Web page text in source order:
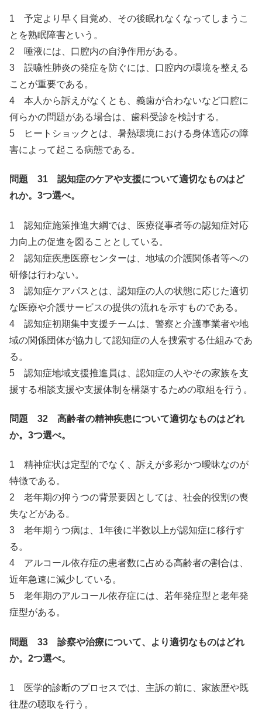
1 予定より早く目覚め、その後眠れなくなってしまうこ
とを熟眠障害という。
2 唾液には、口腔内の自浄作用がある。
3 誤嚥性肺炎の発症を防ぐには、口腔内の環境を整える
ことが重要である。
4 本人から訴えがなくとも、義歯が合わないなど口腔に
何らかの問題がある場合は、歯科受診を検討する。
5 ヒートショックとは、暑熱環境における身体適応の障
害によって起こる病態である。
問題 31 認知症のケアや支援について適切なものはど
れか。3つ選べ。
1 認知症施策推進大綱では、医療従事者等の認知症対応
力向上の促進を図ることとしている。
2 認知症疾患医療センターは、地域の介護関係者等への
研修は行わない。
3 認知症ケアパスとは、認知症の人の状態に応じた適切
な医療や介護サービスの提供の流れを示すものである。
4 認知症初期集中支援チームは、警察と介護事業者や地
域の関係団体が協力して認知症の人を捜索する仕組みであ
る。
5 認知症地域支援推進員は、認知症の人やその家族を支
援する相談支援や支援体制を構築するための取組を行う。
問題 32 高齢者の精神疾患について適切なものはどれ
か。3つ選べ。
1 精神症状は定型的でなく、訴えが多彩かつ曖昧なのが
特徴である。
2 老年期の抑うつの背景要因としては、社会的役割の喪
失などがある。
3 老年期うつ病は、1年後に半数以上が認知症に移行す
る。
4 アルコール依存症の患者数に占める高齢者の割合は、
近年急速に減少している。
5 老年期のアルコール依存症には、若年発症型と老年発
症型がある。
問題 33 診察や治療について、より適切なものはどれ
か。2つ選べ。
1 医学的診断のプロセスでは、主訴の前に、家族歴や既
往歴の聴取を行う。